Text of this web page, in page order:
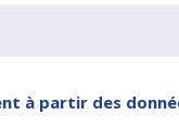
à partir des